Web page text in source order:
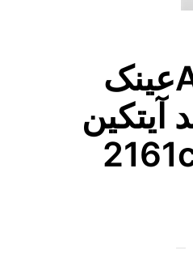
Aytakinعینک
آیتکین